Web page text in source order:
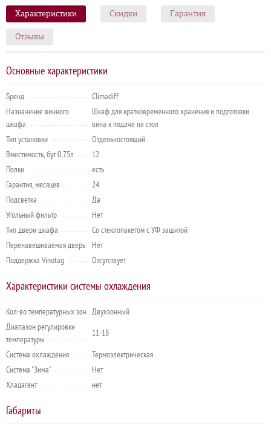
Характеристики Скидки Гарантия
Отзывы
Основные характеристики
Бренд
Climadiff
Назначение винного
шкафа
Шкаф для кратковременного хранения и подготовки
вина к подаче на стол
Тип установки
Отдельностоящий
Вместимость, бут. 0,75л
12
Полки
есть
Гарантия, месяцев
24
Подсветка
Да
Угольный фильтр
Нет
Тип двери шкафа
Со стеклопакетом с УФ защитой
Перенавешиваемая дверь
Нет
Поддержка Vinotag
Отсутствует
Характеристики системы охлаждения
Кол-во температурных зон Двухзонный
Диапазон регулировки
температуры
11-18
Система охлаждения
Термоэлектрическая
Система "Зима"
Нет
Хладагент
нет
Габариты